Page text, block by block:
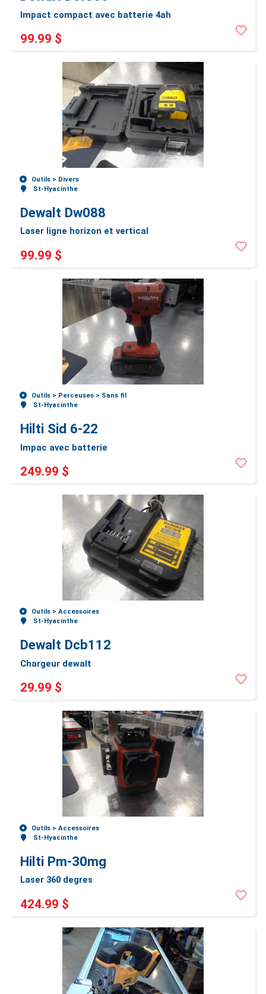
Impact compact avec batterie 4ah
99.99 $
Outils > Divers
St-Hyacinthe
Dewalt Dw088
Laser ligne horizon et vertical
99.99 $
Outils > Perceuses > Sans fil
St-Hyacinthe
Hilti Sid 6-22
Impac avec batterie
249.99 $
Outils >Accessoires
St-Hyacinthe
Dewalt Dcb112
Chargeur dewalt
29.99 $
Outils >Accessoires
St-Hyacinthe
Hilti Pm-30mg
Laser 360 degres
424.99 $